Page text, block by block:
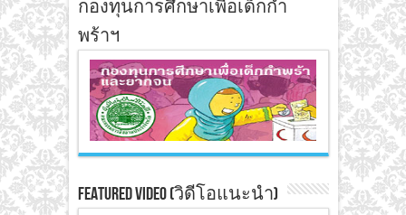
กองทุนการศึกษาเพื่อเด็กกำ
พร้าฯ
Featured Video (วิดีโอแนะนำ)